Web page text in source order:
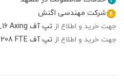
شرکت مهندسی اگنش
جهت خرید و اطلاع از تپ آف BAB 1_16 Axing
جهت خرید و اطلاع از تپ آف TAP 208 FTE